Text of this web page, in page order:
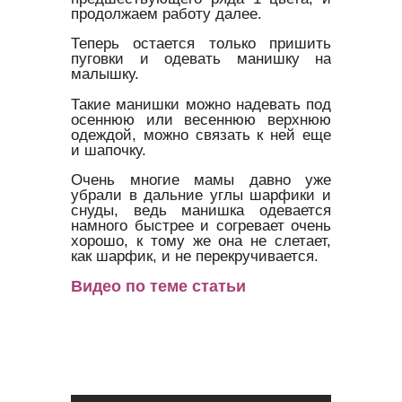
продолжаем работу далее.
Теперь остается только пришить
пуговки и одевать манишку на
малышку.
Такие манишки можно надевать под
осеннюю или весеннюю верхнюю
одеждой, можно связать к ней еще
и шапочку.
Очень многие мамы давно уже
убрали в дальние углы шарфики и
снуды, ведь манишка одевается
намного быстрее и согревает очень
хорошо, к тому же она не слетает,
как шарфик, и не перекручивается.
Видео по теме статьи